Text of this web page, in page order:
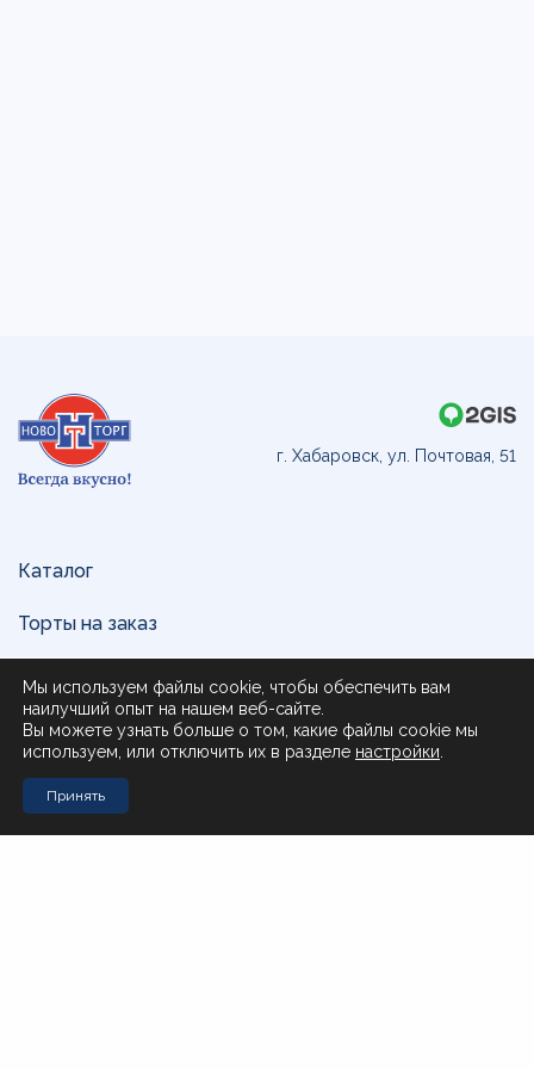
г. Хабаровск, ул. Почтовая, 51
Каталог
Торты на заказ
Доставка и оплата
О нас
Поставщикам
Контакты
Мы используем файлы cookie, чтобы обеспечить вам
наилучший опыт на нашем веб-сайте.
Вы можете узнать больше о том, какие файлы cookie мы
используем, или отключить их в разделе настройки
Принять